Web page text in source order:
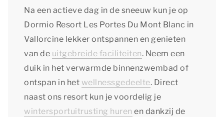
Na een actieve dag in de sneeuw kun je op
Dormio Resort Les Portes Du Mont Blanc in
Vallorcine lekker ontspannen en genieten
van de uitgebreide faciliteiten. Neem een
duik in het verwarmde binnenzwembad of
ontspan in het wellnessgedeelte. Direct
naast ons resort kun je voordelig je
wintersportuitrusting huren en dankzij de